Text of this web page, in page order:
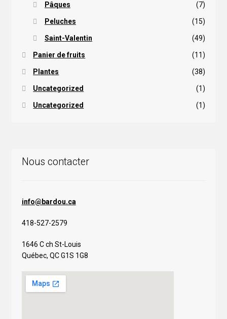
Pâques (7)
Peluches (15)
Saint-Valentin (49)
Panier de fruits (11)
Plantes (38)
Uncategorized (1)
Uncategorized (1)
Nous contacter
info@bardou.ca
418-527-2579
1646 C ch St-Louis
Québec, QC G1S 1G8